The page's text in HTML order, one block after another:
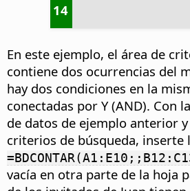
14
En este ejemplo, el área de
contiene dos ocurrencias del
hay dos condiciones en la
conectadas por Y (AND). Con
de datos de ejemplo anterior
criterios de búsqueda, inserte
vacía en otra parte de la hoja